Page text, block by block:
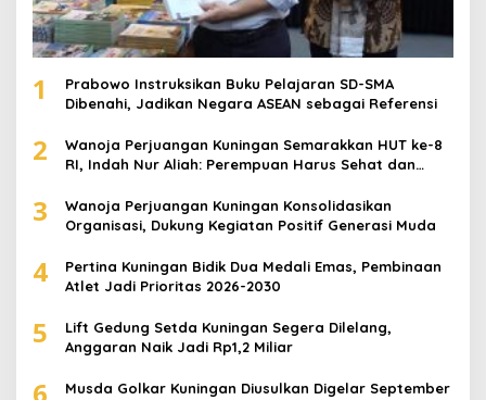
1
Prabowo Instruksikan Buku Pelajaran SD-SMA
Dibenahi, Jadikan Negara ASEAN sebagai Referensi
2
Wanoja Perjuangan Kuningan Semarakkan HUT ke-8
RI, Indah Nur Aliah: Perempuan Harus Sehat dan
3
Wanoja Perjuangan Kuningan Konsolidasikan
Organisasi, Dukung Kegiatan Positif Generasi Muda
4
Pertina Kuningan Bidik Dua Medali Emas, Pembinaan
Atlet Jadi Prioritas 2026-2030
5
Lift Gedung Setda Kuningan Segera Dilelang,
Anggaran Naik Jadi Rp1,2 Miliar
Musda Golkar Kuningan Diusulkan Digelar September